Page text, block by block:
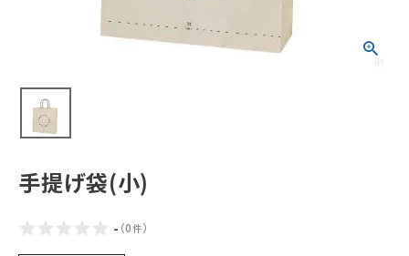
ギフトから探す
定期便から探す
出雲のおもてなしシリーズから探す
長期保存食（非常食）から探す
手提げ袋(小)
- （0 件）